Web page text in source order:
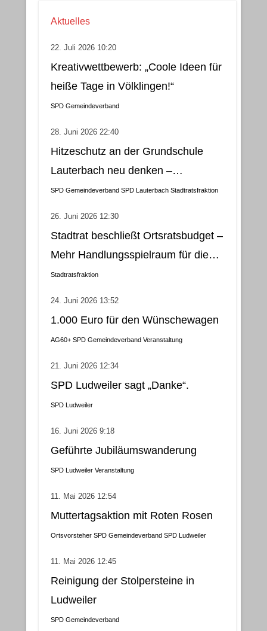
Aktuelles
22. Juli 2026 10:20
Kreativwettbewerb: „Coole Ideen für
heiße Tage in Völklingen!“
SPD Gemeindeverband
28. Juni 2026 22:40
Hitzeschutz an der Grundschule
Lauterbach neu denken –
Klimatisierung als wirtschaftliche
SPD Gemeindeverband SPD Lauterbach Stadtratsfraktion
26. Juni 2026 12:30
Stadtrat beschließt Ortsratsbudget –
Mehr Handlungsspielraum für die
Gemeindebezirke
Stadtratsfraktion
24. Juni 2026 13:52
1.000 Euro für den Wünschewagen
AG60+ SPD Gemeindeverband Veranstaltung
21. Juni 2026 12:34
SPD Ludweiler sagt „Danke“.
SPD Ludweiler
16. Juni 2026 9:18
Geführte Jubiläumswanderung
SPD Ludweiler Veranstaltung
11. Mai 2026 12:54
Muttertagsaktion mit Roten Rosen
Ortsvorsteher SPD Gemeindeverband SPD Ludweiler
11. Mai 2026 12:45
Reinigung der Stolpersteine in
Ludweiler
SPD Gemeindeverband